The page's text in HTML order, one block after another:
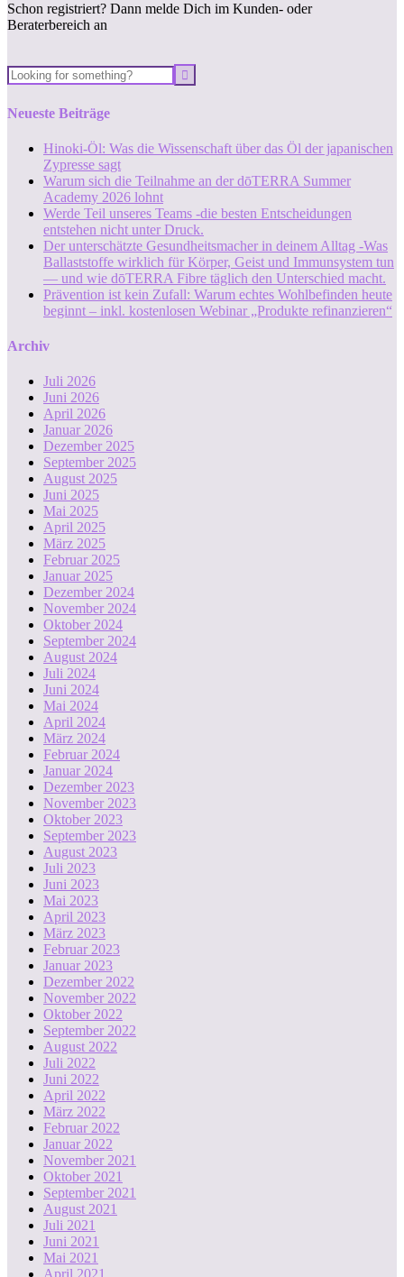
Schon registriert? Dann melde Dich im Kunden- oder
Beraterbereich an
Neueste Beiträge
Hinoki-Öl: Was die Wissenschaft über das Öl der japanischen
Zypresse sagt
Warum sich die Teilnahme an der dōTERRA Summer
Academy 2026 lohnt
Werde Teil unseres Teams -die besten Entscheidungen
entstehen nicht unter Druck.
Der unterschätzte Gesundheitsmacher in deinem Alltag -Was
Ballaststoffe wirklich für Körper, Geist und Immunsystem tun
— und wie dōTERRA Fibre täglich den Unterschied macht.
Prävention ist kein Zufall: Warum echtes Wohlbefinden heute
beginnt – inkl. kostenlosen Webinar „Produkte refinanzieren“
Archiv
Juli 2026
Juni 2026
April 2026
Januar 2026
Dezember 2025
September 2025
August 2025
Juni 2025
Mai 2025
April 2025
März 2025
Februar 2025
Januar 2025
Dezember 2024
November 2024
Oktober 2024
September 2024
August 2024
Juli 2024
Juni 2024
Mai 2024
April 2024
März 2024
Februar 2024
Januar 2024
Dezember 2023
November 2023
Oktober 2023
September 2023
August 2023
Juli 2023
Juni 2023
Mai 2023
April 2023
März 2023
Februar 2023
Januar 2023
Dezember 2022
November 2022
Oktober 2022
September 2022
August 2022
Juli 2022
Juni 2022
April 2022
März 2022
Februar 2022
Januar 2022
November 2021
Oktober 2021
September 2021
August 2021
Juli 2021
Juni 2021
Mai 2021